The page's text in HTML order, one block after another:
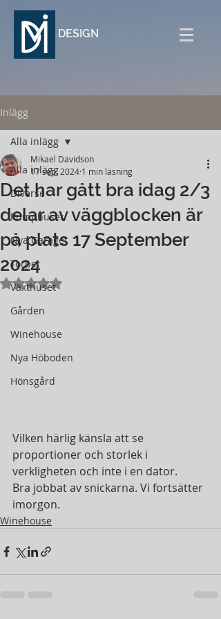
DESIGN
Inlägg
Alla inlägg
Diverse
Pumphuset
Nya Garaget
Torpet
Växthuset
Gården
Winehouse
Nya Höboden
Hönsgård
Alla inlägg
Det har gått bra idag 2/3
delar av väggblocken är
på plats 17 September
2024
Mikael Davidson
17 sep. 2024 1 min läsning
Betygsatt till NaN av 5 stjärnor.
Vilken härlig känsla att se
proportioner och storlek i
verkligheten och inte i en dator.
Bra jobbat av snickarna. Vi fortsätter
imorgon.
Winehouse